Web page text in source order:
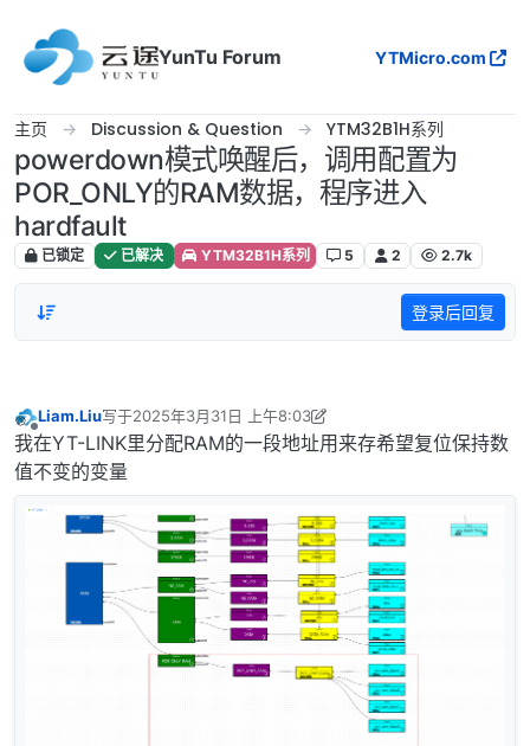
YunTu Forum
YTMicro.com
主页 Discussion & Question YTM32B1H系列
powerdown模式唤醒后，调用配置为
POR_ONLY的RAM数据，程序进入
hardfault
已锁定 已解决 YTM32B1H系列 5 2 2.7k
登录后回复
离线
Liam.Liu写于2025年3月31日 上午8:03
最后由 Liam.Liu 编辑2025年3月31日 下午4:04
我在YT-LINK里分配RAM的一段地址用来存希望复位保持数
值不变的变量